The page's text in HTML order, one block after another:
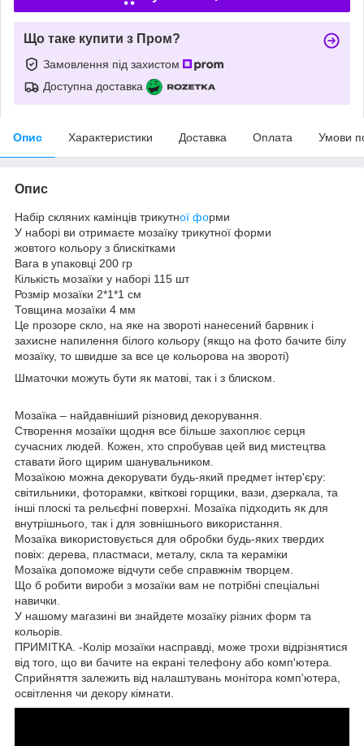
Що таке купити з Пром?
Замовлення під захистом
Доступна доставка
Опис Характеристики Доставка Оплата Умови
Опис
Набір скляних камінців трикутної форми
У наборі ви отримаєте мозаїку трикутної форми
жовтого кольору з блискітками
Вага в упаковці 200 гр
Кількість мозаїки у наборі 115 шт
Розмір мозаїки 2*1*1 см
Товщина мозаїки 4 мм
Це прозоре скло, на яке на звороті нанесений барвник і
захисне напилення білого кольору (якщо на фото бачите білу
мозаїку, то швидше за все це кольорова на звороті)
Шматочки можуть бути як матові, так і з блиском.
Мозаїка – найдавніший різновид декорування.
Створення мозаїки щодня все більше захоплює серця
сучасних людей. Кожен, хто спробував цей вид мистецтва
ставати його щирим шанувальником.
Мозаїкою можна декорувати будь-який предмет інтер'єру:
світильники, фоторамки, квіткові горщики, вази, дзеркала, та
інші плоскі та рельєфні поверхні. Мозаїка підходить як для
внутрішнього, так і для зовнішнього використання.
Мозаїка використовується для обробки будь-яких твердих
повіх: дерева, пластмаси, металу, скла та кераміки
Мозаїка допоможе відчути себе справжнім творцем.
Що б робити вироби з мозаїки вам не потрібні спеціальні
навички.
У нашому магазині ви знайдете мозаїку різних форм та
кольорів.
ПРИМІТКА. -Колір мозаїки насправді, може трохи відрізнятися
від того, що ви бачите на екрані телефону або комп'ютера.
Сприйняття залежить від налаштувань монітора комп'ютера,
освітлення чи декору кімнати.